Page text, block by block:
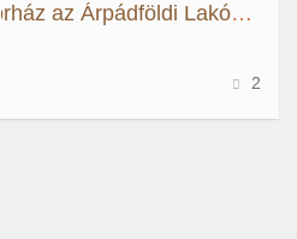
igényesen felújított sorház az Árpádföldi Lakóparkban
2